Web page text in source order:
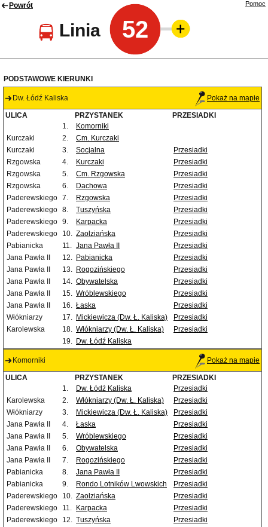
Powrót
Linia 52
Pomoc
PODSTAWOWE KIERUNKI
Dw. Łódź Kaliska Pokaż na mapie
ULICA PRZYSTANEK
PRZESIADKI
1.
Komorniki
Kurczaki
2.
Cm. Kurczaki
Kurczaki
3. Socjalna
Przesiadki
Rzgowska
4. Kurczaki
Przesiadki
Rzgowska
5. Cm. Rzgowska
Przesiadki
Rzgowska
6. Dachowa
Przesiadki
Paderewskiego 7. Rzgowska
Przesiadki
Paderewskiego 8. Tuszyńska
Przesiadki
Paderewskiego 9. Karpacka
Przesiadki
Paderewskiego
10. Zaolziańska
Przesiadki
Pabianicka
11. Jana Pawła II
Przesiadki
Jana Pawła II
12. Pabianicka
Przesiadki
Jana Pawła II
13. Rogozińskiego
Przesiadki
Jana Pawła II
14. Obywatelska
Przesiadki
Jana Pawła II
15. Wróblewskiego
Przesiadki
Jana Pawła II
16. Łaska
Przesiadki
Włókniarzy
17. Mickiewicza (Dw. Ł. Kaliska)
Przesiadki
Karolewska
18. Włókniarzy (Dw. Ł. Kaliska)
Przesiadki
19. Dw. Łódź Kaliska
Komorniki Pokaż na mapie
ULICA PRZYSTANEK
PRZESIADKI
1.
Dw. Łódź Kaliska
Przesiadki
Karolewska
2. Włókniarzy (Dw. Ł. Kaliska)
Przesiadki
Włókniarzy
3. Mickiewicza (Dw. Ł. Kaliska)
Przesiadki
Jana Pawła II
4. Łaska
Przesiadki
Jana Pawła II
5. Wróblewskiego
Przesiadki
Jana Pawła II
6. Obywatelska
Przesiadki
Jana Pawła II
7. Rogozińskiego
Przesiadki
Pabianicka
8. Jana Pawła II
Przesiadki
Pabianicka
9. Rondo Lotników Lwowskich
Przesiadki
Paderewskiego
10. Zaolziańska
Przesiadki
Paderewskiego
11. Karpacka
Przesiadki
Paderewskiego
12. Tuszyńska Przesiadki